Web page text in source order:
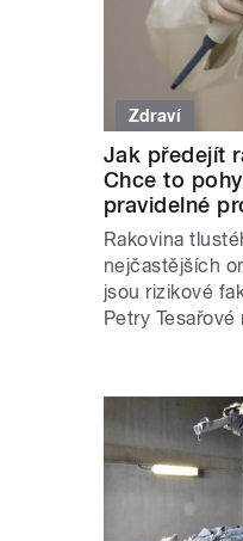
Zdraví
Jak předejít
Chce to
pravidelné
Rakovina
nejčastějších
jsou rizikové
Petry